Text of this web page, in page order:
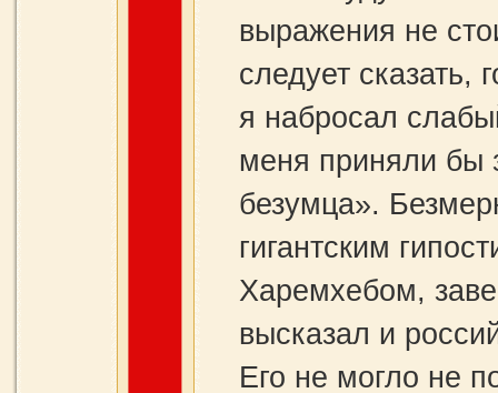
выражения не
следует сказать,
я набросал
меня приняли бы
безумца».
гигантским
Харемхебом,
высказал и
Его не могло не